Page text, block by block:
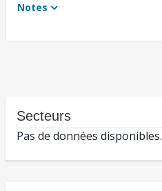
Notes
Secteurs
Pas de données disponibles.